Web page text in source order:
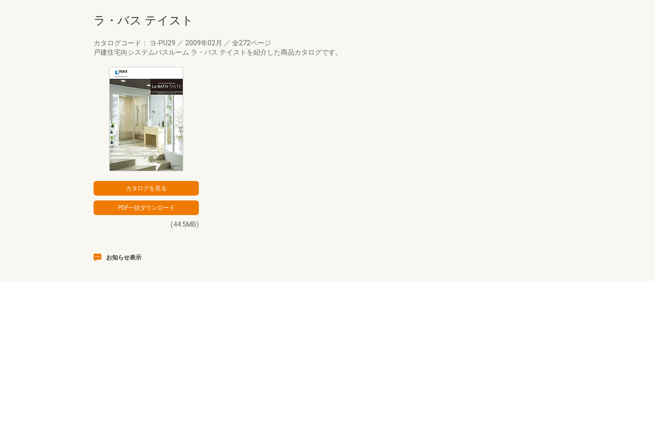
ラ・バス テイスト
カタログコード： ヨ-PU29 ／ 2009年02月 ／ 全272ページ
戸建住宅向システムバスルーム ラ・バス テイストを紹介した商品カタログです。
(44.5MB)
お知らせ表示